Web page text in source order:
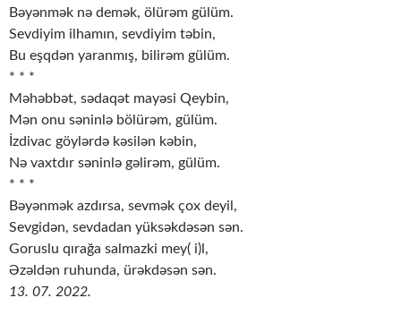
Bəyənmək nə demək, ölürəm gülüm.
Sevdiyim ilhamın, sevdiyim təbin,
Bu eşqdən yaranmış, bilirəm gülüm.
* * *
Məhəbbət, sədaqət mayəsi Qeybin,
Mən onu səninlə bölürəm, gülüm.
İzdivac göylərdə kəsilən kəbin,
Nə vaxtdır səninlə gəlirəm, gülüm.
* * *
Bəyənmək azdırsa, sevmək çox deyil,
Sevgidən, sevdadan yüksəkdəsən sən.
Goruslu qırağa salmazki mey( i)l,
Əzəldən ruhunda, ürəkdəsən sən.
13. 07. 2022.